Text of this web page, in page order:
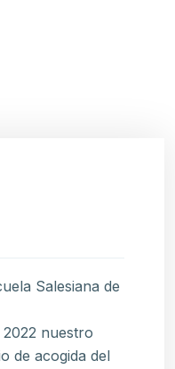
Salesiana de
nuestro
de acogida del